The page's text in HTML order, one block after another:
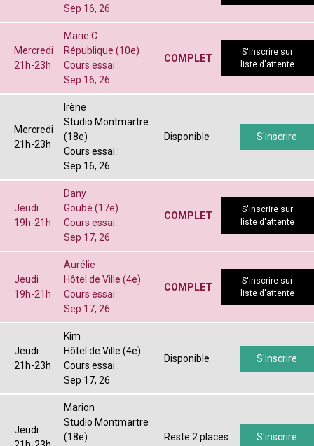
Sep 16, 26
Mercredi
21h-23h
Marie C.
République (10e)
Cours essai :
Sep 16, 26
COMPLET
S'inscrire sur
liste d'attente
Mercredi
21h-23h
Irène
Studio Montmartre
(18e)
Cours essai :
Sep 16, 26
Disponible S'inscrire
Jeudi
19h-21h
Dany
Goubé (17e)
Cours essai :
Sep 17, 26
COMPLET
S'inscrire sur
liste d'attente
Jeudi
19h-21h
Aurélie
Hôtel de Ville (4e)
Cours essai :
Sep 17, 26
COMPLET
S'inscrire sur
liste d'attente
Jeudi
21h-23h
Kim
Hôtel de Ville (4e)
Cours essai :
Sep 17, 26
Disponible S'inscrire
Jeudi
Marion
Studio Montmartre
(18e)
Reste 2 places S'inscrire